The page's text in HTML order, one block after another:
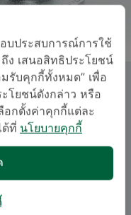
ติวัฒนา
สตร์
ศาสตร์
บประสบการณ์การใช้
ง เสนอสิทธิประโยชน์
รับคุกกี้ทั้งหมด” เพื่อ
โยชน์ดังกล่าว หรือ
อกตั้งค่าคุกกี้แต่ละ
ด้ที่ นโยบายคุกกี้